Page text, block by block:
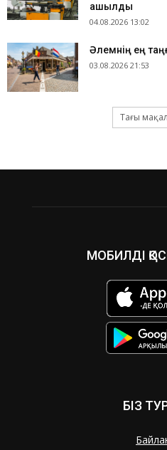
ашылды
04.08.2026 13:02
​Әлемнің ең
03.08.2026 21:53
Тағы
МОБИЛДІ
БІЗ